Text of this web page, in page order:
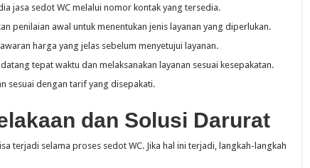
jasa sedot WC melalui nomor kontak yang tersedia.
penilaian awal untuk menentukan jenis layanan yang diperlukan.
harga yang jelas sebelum menyetujui layanan.
tepat waktu dan melaksanakan layanan sesuai kesepakatan.
sesuai dengan tarif yang disepakati.
dan Solusi Darurat
terjadi selama proses sedot WC. Jika hal ini terjadi, langkah-langkah